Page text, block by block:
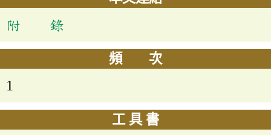
附 錄
頻 次
1
工 具 書